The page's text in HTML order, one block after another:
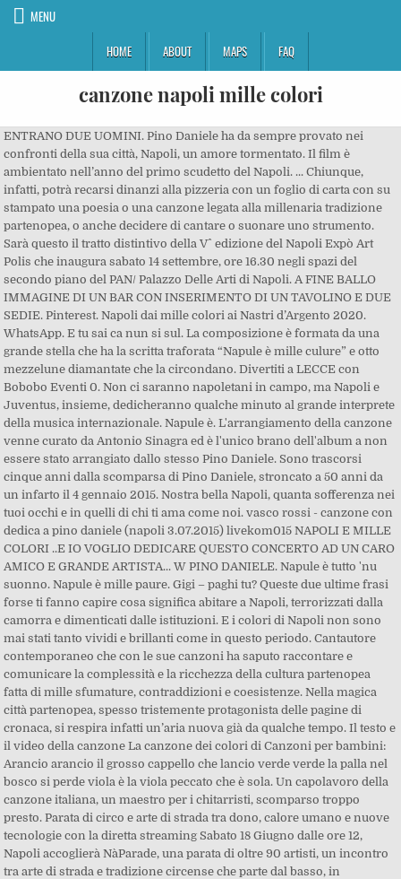
MENU
HOME
ABOUT MAPS FAQ
canzone napoli mille colori
ENTRANO DUE UOMINI. Pino Daniele ha da sempre provato nei
confronti della sua città, Napoli, un amore tormentato. Il film è
ambientato nell’anno del primo scudetto del Napoli. ... Chiunque,
infatti, potrà recarsi dinanzi alla pizzeria con un foglio di carta con su
stampato una poesia o una canzone legata alla millenaria tradizione
partenopea, o anche decidere di cantare o suonare uno strumento.
Sarà questo il tratto distintivo della V^ edizione del Napoli Expò Art
Polis che inaugura sabato 14 settembre, ore 16.30 negli spazi del
secondo piano del PAN/ Palazzo Delle Arti di Napoli. A FINE BALLO
IMMAGINE DI UN BAR CON INSERIMENTO DI UN TAVOLINO E DUE
SEDIE. Pinterest. Napoli dai mille colori ai Nastri d’Argento 2020.
WhatsApp. E tu sai ca nun si sul. La composizione è formata da una
grande stella che ha la scritta traforata “Napule è mille culure” e otto
mezzelune diamantate che la circondano. Divertiti a LECCE con
Bobobo Eventi 0. Non ci saranno napoletani in campo, ma Napoli e
Juventus, insieme, dedicheranno qualche minuto al grande interprete
della musica internazionale. Napule è. L'arrangiamento della canzone
venne curato da Antonio Sinagra ed è l'unico brano dell'album a non
essere stato arrangiato dallo stesso Pino Daniele. Sono trascorsi
cinque anni dalla scomparsa di Pino Daniele, stroncato a 50 anni da
un infarto il 4 gennaio 2015. Nostra bella Napoli, quanta sofferenza nei
tuoi occhi e in quelli di chi ti ama come noi. vasco rossi - canzone con
dedica a pino daniele (napoli 3.07.2015) livekom015 NAPOLI E MILLE
COLORI ..E IO VOGLIO DEDICARE QUESTO CONCERTO AD UN CARO
AMICO E GRANDE ARTISTA... W PINO DANIELE. Napule è tutto 'nu
suonno. Napule è mille paure. Gigi – paghi tu? Queste due ultime frasi
forse ti fanno capire cosa significa abitare a Napoli, terrorizzati dalla
camorra e dimenticati dalle istituzioni. E i colori di Napoli non sono
mai stati tanto vividi e brillanti come in questo periodo. Cantautore
contemporaneo che con le sue canzoni ha saputo raccontare e
comunicare la complessità e la ricchezza della cultura partenopea
fatta di mille sfumature, contraddizioni e coesistenze. Nella magica
città partenopea, spesso tristemente protagonista delle pagine di
cronaca, si respira infatti un’aria nuova già da qualche tempo. Il testo e
il video della canzone La canzone dei colori di Canzoni per bambini:
Arancio arancio il grosso cappello che lancio verde verde la palla nel
bosco si perde viola è la viola peccato che è sola. Un capolavoro della
canzone italiana, un maestro per i chitarristi, scomparso troppo
presto. Parata di circo e arte di strada tra dono, calore umano e nuove
tecnologie con la diretta streaming Sabato 18 Giugno dalle ore 12,
Napoli accoglierà NàParade, una parata di oltre 90 artisti, un incontro
tra arte di strada e tradizione circense che parte dal basso, in